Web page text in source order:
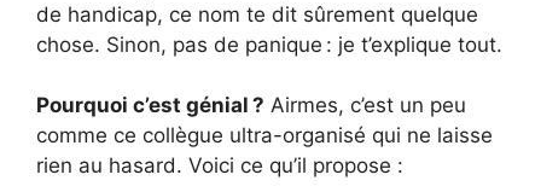
de handicap, ce nom te dit sûrement quelque
chose. Sinon, pas de panique : je t’explique tout.
Pourquoi c’est génial ? Airmes, c’est un peu
comme ce collègue ultra-organisé qui ne laisse
rien au hasard. Voici ce qu’il propose :